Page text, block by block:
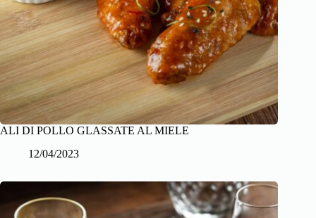
ALI DI POLLO GLASSATE AL MIELE
12/04/2023